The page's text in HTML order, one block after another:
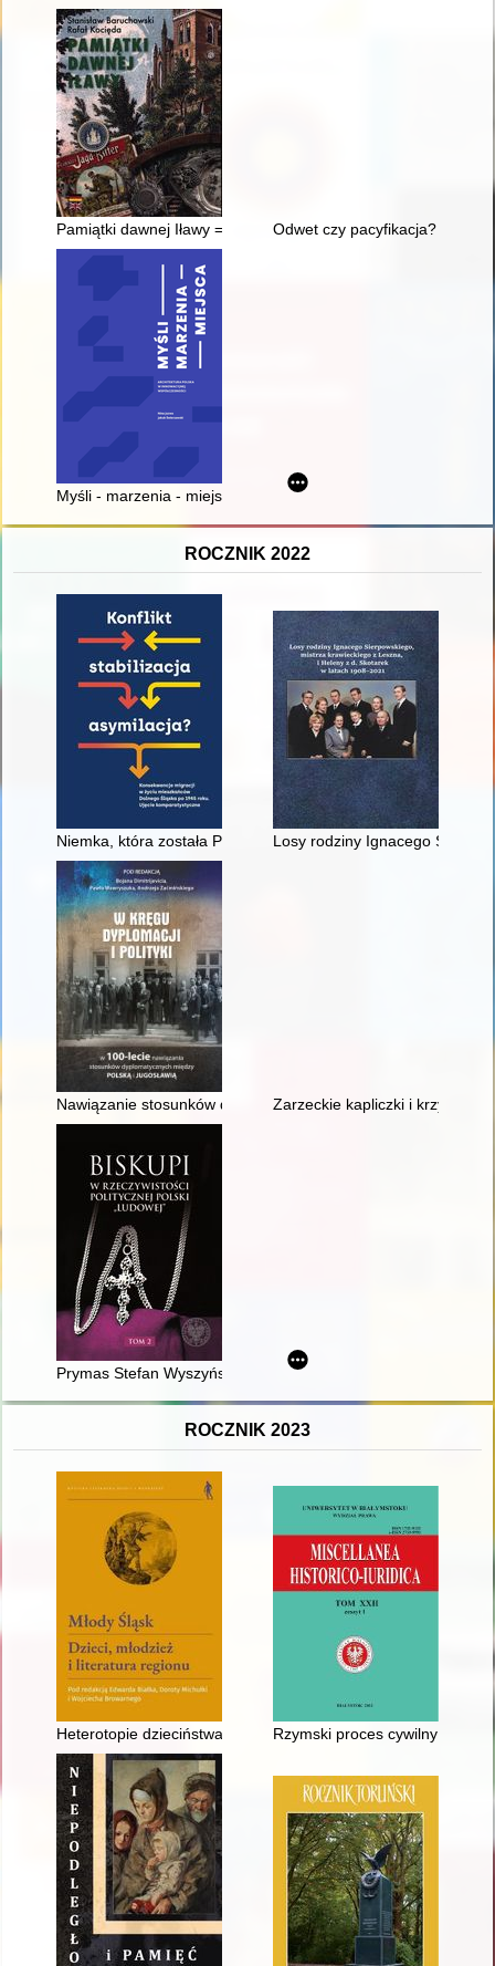
Pamiątki dawnej Iławy = Erinnerungen an das alte Deutsch
Odwet czy pacyfikacja? :
Myśli - marzenia - miejsca : architektura polska w innowacyjnej
ROCZNIK 2022
Niemka, która została Polką, aby ratować klasztor : losy
Losy rodziny Ignacego
Nawiązanie stosunków dyplomatycznych między Polską a
Zarzeckie kapliczki i krzyże
Prymas Stefan Wyszyński jako ordynariusz wiernych
ROCZNIK 2023
Heterotopie dzieciństwa na przykładzie dolnośląskiej prozy po
Rzymski proces cywilny i